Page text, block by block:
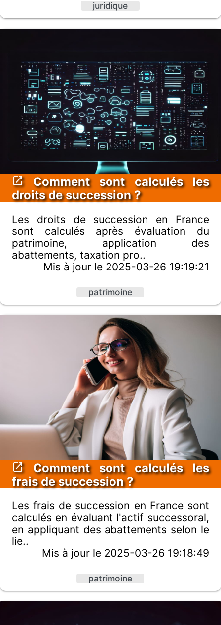
juridique
Comment sont calculés les
droits de succession ?
Les droits de succession en France
sont calculés après évaluation du
patrimoine, application des
abattements, taxation pro..
Mis à jour le 2025-03-26 19:19:21
patrimoine
Comment sont calculés les
frais de succession ?
Les frais de succession en France sont
calculés en évaluant l'actif successoral,
en appliquant des abattements selon le
lie..
Mis à jour le 2025-03-26 19:18:49
patrimoine